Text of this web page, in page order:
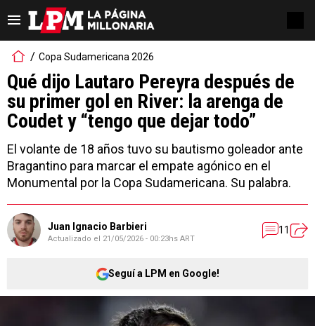
Copa Sudamericana 2026
Qué dijo Lautaro Pereyra después de
su primer gol en River: la arenga de
Coudet y “tengo que dejar todo”
El volante de 18 años tuvo su bautismo goleador ante
Bragantino para marcar el empate agónico en el
Monumental por la Copa Sudamericana. Su palabra.
Juan Ignacio Barbieri
Actualizado el 21/05/2026 - 00:23hs ART
11
Seguí a LPM en Google!